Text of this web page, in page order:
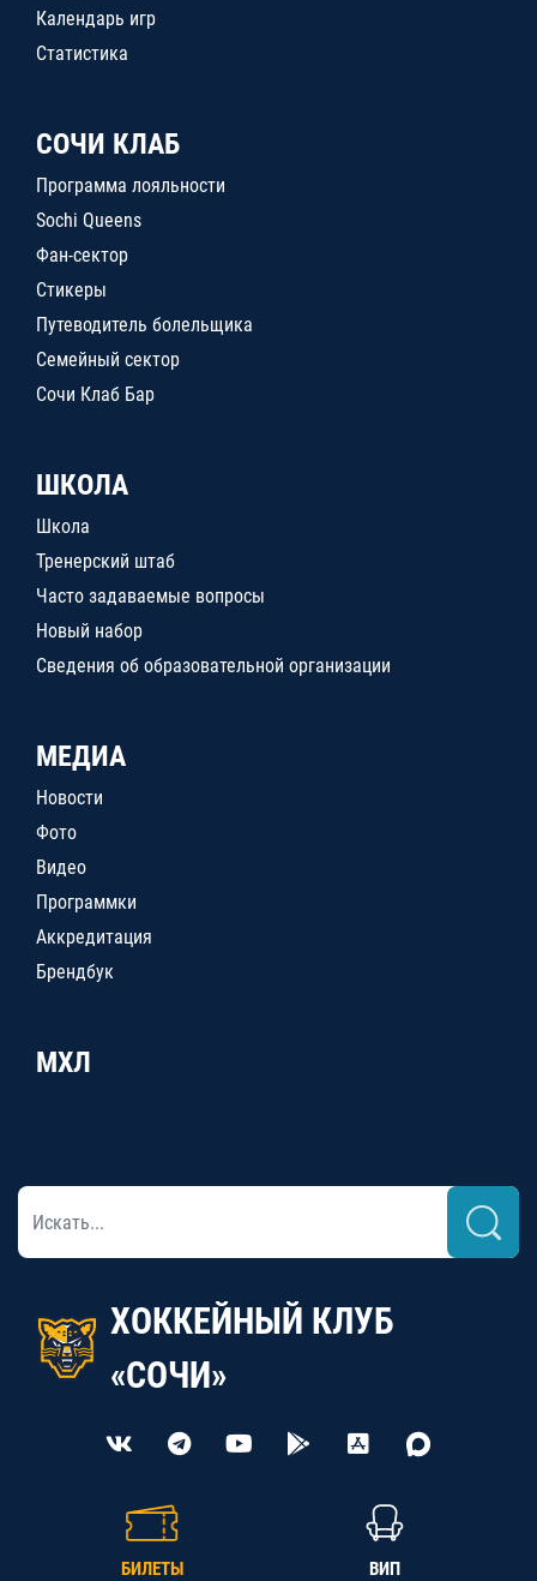
Календарь игр
Статистика
СОЧИ КЛАБ
Программа лояльности
Sochi Queens
Фан-сектор
Стикеры
Путеводитель болельщика
Семейный сектор
Сочи Клаб Бар
ШКОЛА
Школа
Тренерский штаб
Часто задаваемые вопросы
Новый набор
Сведения об образовательной организации
МЕДИА
Новости
Фото
Видео
Программки
Аккредитация
Брендбук
МХЛ
ХОККЕЙНЫЙ КЛУБ
«СОЧИ»
БИЛЕТЫ ВИП